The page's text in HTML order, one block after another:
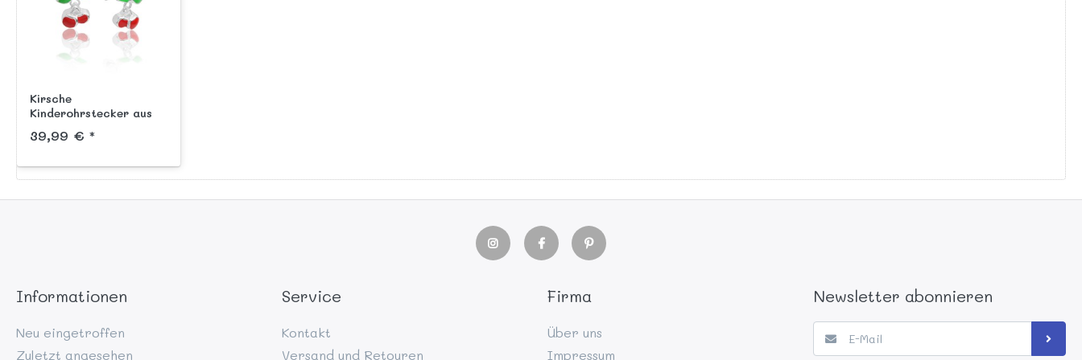
Kirsche
Kinderohrstecker aus
39,99 € *
Informationen
Neu eingetroffen
Zuletzt angesehen
Service
Kontakt
Versand und Retouren
Firma
Über uns
Impressum
Newsletter abonnieren